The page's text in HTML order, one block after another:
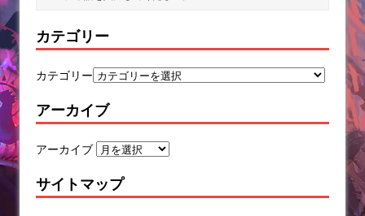
カテゴリー
カテゴリー
アーカイブ
アーカイブ
サイトマップ